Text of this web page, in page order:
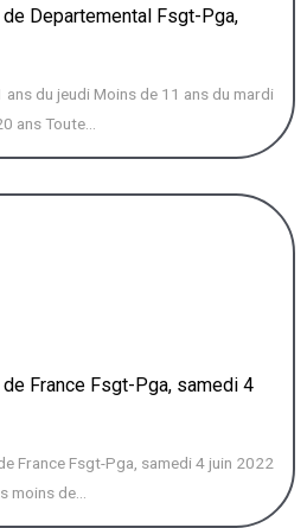
Departemental Fsgt-Pga,
du jeudi Moins de 11 ans du mardi
ans Toute...
France Fsgt-Pga, samedi 4
France Fsgt-Pga, samedi 4 juin 2022
moins de...